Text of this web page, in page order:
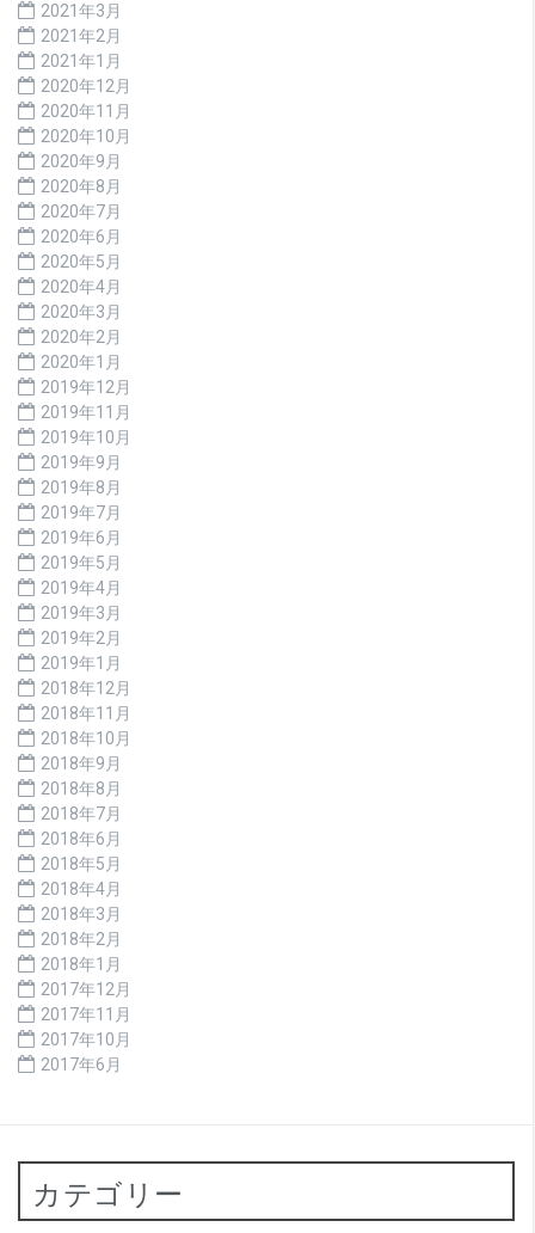
2021年3月
2021年2月
2021年1月
2020年12月
2020年11月
2020年10月
2020年9月
2020年8月
2020年7月
2020年6月
2020年5月
2020年4月
2020年3月
2020年2月
2020年1月
2019年12月
2019年11月
2019年10月
2019年9月
2019年8月
2019年7月
2019年6月
2019年5月
2019年4月
2019年3月
2019年2月
2019年1月
2018年12月
2018年11月
2018年10月
2018年9月
2018年8月
2018年7月
2018年6月
2018年5月
2018年4月
2018年3月
2018年2月
2018年1月
2017年12月
2017年11月
2017年10月
2017年6月
カテゴリー